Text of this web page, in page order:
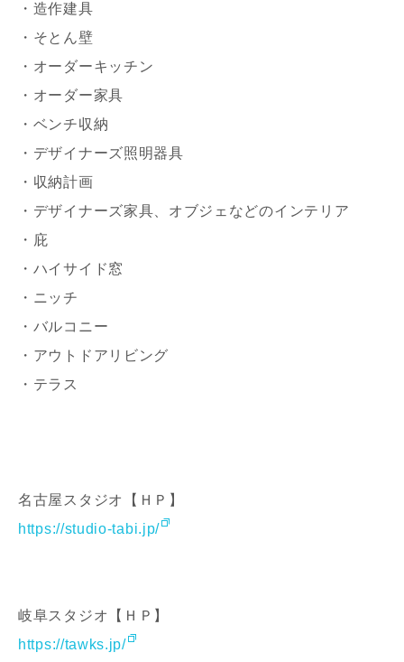
・造作建具
・そとん壁
・オーダーキッチン
・オーダー家具
・ベンチ収納
・デザイナーズ照明器具
・収納計画
・デザイナーズ家具、オブジェなどのインテリア
・庇
・ハイサイド窓
・ニッチ
・バルコニー
・アウトドアリビング
・テラス
名古屋スタジオ【ＨＰ】
https://studio-tabi.jp/
岐阜スタジオ【ＨＰ】
https://tawks.jp/